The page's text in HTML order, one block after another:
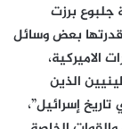
جلبوع برزت
قدرتها بعض وسائل
الاميركية،
الذين
إسرائيل”،